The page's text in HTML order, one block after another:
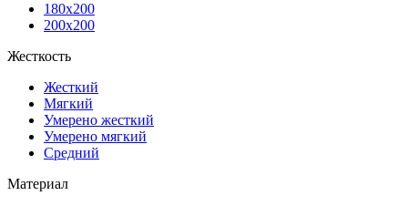
180x200
200x200
Жесткость
Жесткий
Мягкий
Умерено жесткий
Умерено мягкий
Средний
Материал